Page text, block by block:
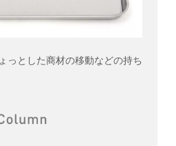
っとした商材の移動などの持ち